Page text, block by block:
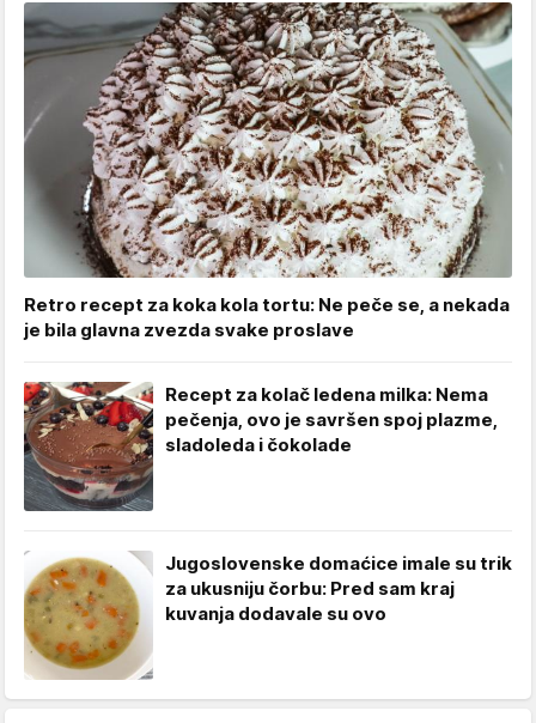
Retro recept za koka kola tortu: Ne peče se, a nekada
je bila glavna zvezda svake proslave
Recept za kolač ledena milka: Nema
pečenja, ovo je savršen spoj plazme,
sladoleda i čokolade
Jugoslovenske domaćice imale su trik
za ukusniju čorbu: Pred sam kraj
kuvanja dodavale su ovo